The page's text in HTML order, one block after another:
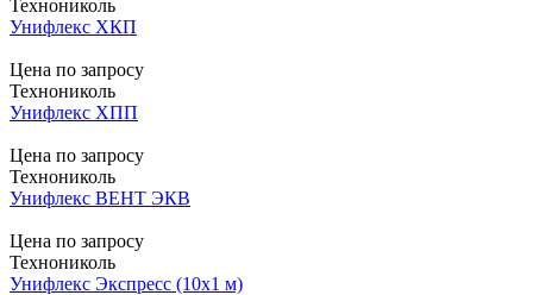
Технониколь
Унифлекс ХКП
Цена по запросу
Технониколь
Унифлекс ХПП
Цена по запросу
Технониколь
Унифлекс ВЕНТ ЭКВ
Цена по запросу
Технониколь
Унифлекс Экспресс (10х1 м)